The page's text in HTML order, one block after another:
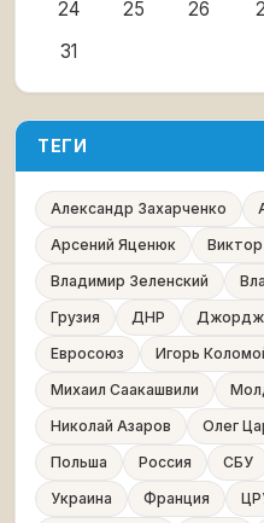
24
25 26
31
ТЕГИ
Александр Захарченко
Арсений Яценюк
Виктор
Владимир Зеленский
Грузия
ДНР Джордж
Евросоюз
Игорь
Михаил Саакашвили
Николай Азаров
Олег
Польша
Россия СБУ
Украина
Франция